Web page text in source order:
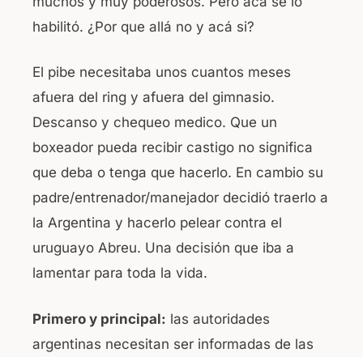
habilitó. ¿Por que allá no y acá si?
El pibe necesitaba unos cuantos meses
afuera del ring y afuera del gimnasio.
Descanso y chequeo medico. Que un
boxeador pueda recibir castigo no significa
que deba o tenga que hacerlo. En cambio su
padre/entrenador/manejador decidió traerlo a
la Argentina y hacerlo pelear contra el
uruguayo Abreu. Una decisión que iba a
lamentar para toda la vida.
Primero y principal: las autoridades
argentinas necesitan ser informadas de las